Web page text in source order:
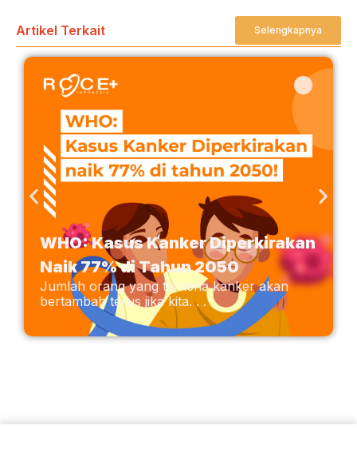
Artikel Terkait Selengkapnya
WHO: Kasus Kanker Diperkirakan
Naik 77% di Tahun 2050
Jumlah orang yang terkena kanker akan
bertambah terus jika kita. . .